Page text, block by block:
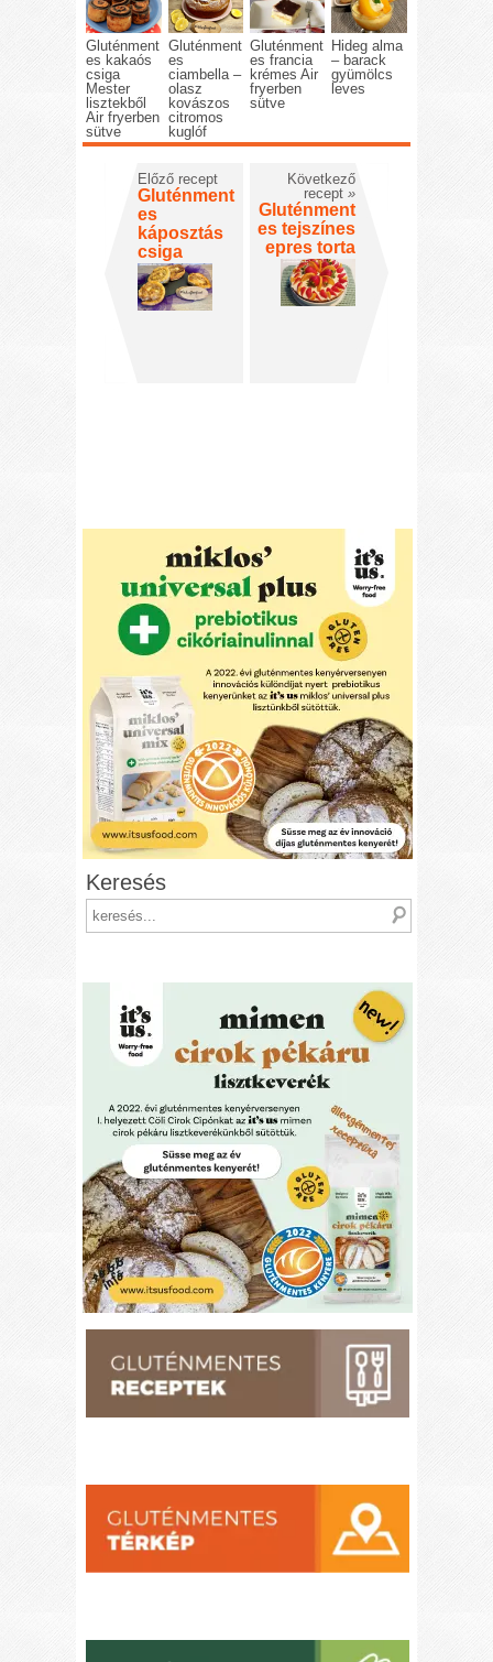
Gluténment
es kakaós
csiga
Mester
lisztekből
Air fryerben
sütve
Gluténment
es
ciambella –
olasz
kovászos
citromos
kuglóf
Gluténment
es francia
krémes Air
fryerben
sütve
Hideg alma
– barack
gyümölcs
leves
Előző recept
Gluténment
es
káposztás
csiga
Következő
recept »
Gluténment
es tejszínes
epres torta
Keresés